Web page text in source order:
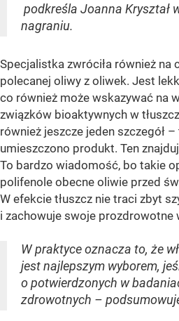
podkreśla Joanna Kryształ
nagraniu.
Specjalistka zwróciła również na
polecanej oliwy z oliwek. Jest
co również może wskazywać na
związków bioaktywnych w
również jeszcze jeden szczegół
umieszczono produkt. Ten
To bardzo wiadomość, bo takie
polifenole obecne oliwie przed
W efekcie tłuszcz nie traci zbyt
i zachowuje swoje prozdrowotne
W praktyce oznacza to, że
jest najlepszym wyborem,
o potwierdzonych w
zdrowotnych –